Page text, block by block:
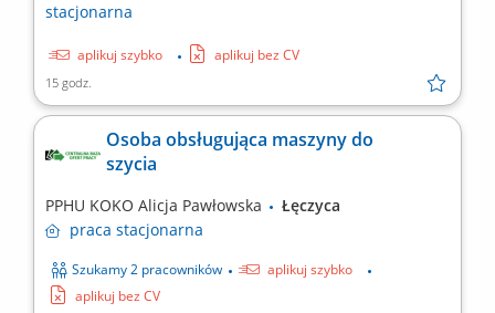
stacjonarna
aplikuj szybko aplikuj bez CV
15 godz.
Osoba obsługująca maszyny do
szycia
PPHU KOKO Alicja Pawłowska
Łęczyca
praca stacjonarna
Szukamy 2 pracowników
aplikuj szybko
aplikuj bez CV